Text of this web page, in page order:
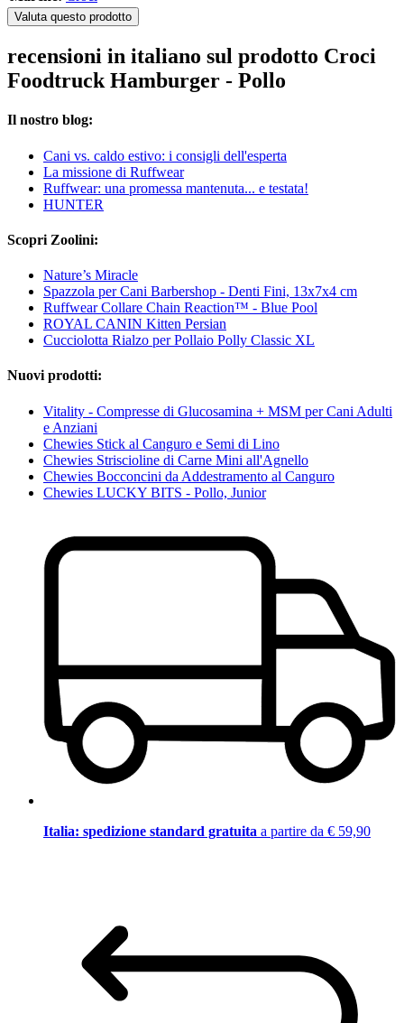
Valuta questo prodotto
recensioni in italiano sul prodotto Croci
Foodtruck Hamburger - Pollo
Il nostro blog:
Cani vs. caldo estivo: i consigli dell'esperta
La missione di Ruffwear
Ruffwear: una promessa mantenuta... e testata!
HUNTER
Scopri Zoolini:
Nature’s Miracle
Spazzola per Cani Barbershop - Denti Fini, 13x7x4 cm
Ruffwear Collare Chain Reaction™ - Blue Pool
ROYAL CANIN Kitten Persian
Cucciolotta Rialzo per Pollaio Polly Classic XL
Nuovi prodotti:
Vitality - Compresse di Glucosamina + MSM per Cani Adulti
e Anziani
Chewies Stick al Canguro e Semi di Lino
Chewies Striscioline di Carne Mini all'Agnello
Chewies Bocconcini da Addestramento al Canguro
Chewies LUCKY BITS - Pollo, Junior
Italia: spedizione standard gratuita a partire da € 59,90